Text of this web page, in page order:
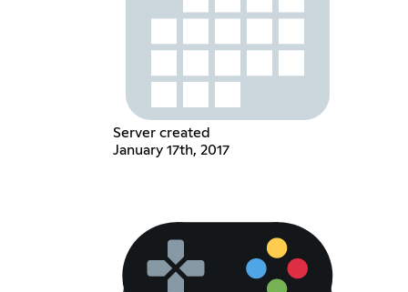
Server created
January 17th, 2017